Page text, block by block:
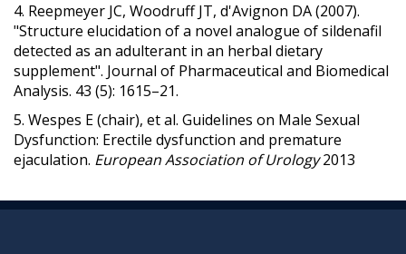
4. Reepmeyer JC, Woodruff JT, d'Avignon DA (2007).
"Structure elucidation of a novel analogue of sildenafil
detected as an adulterant in an herbal dietary
supplement". Journal of Pharmaceutical and Biomedical
Analysis. 43 (5): 1615–21.
5. Wespes E (chair), et al. Guidelines on Male Sexual
Dysfunction: Erectile dysfunction and premature
ejaculation. European Association of Urology2013